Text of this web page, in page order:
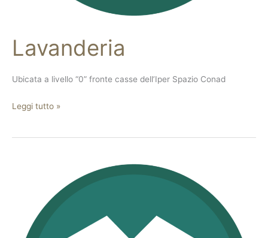
Lavanderia
Ubicata a livello “0” fronte casse dell’Iper Spazio Conad
Leggi tutto »